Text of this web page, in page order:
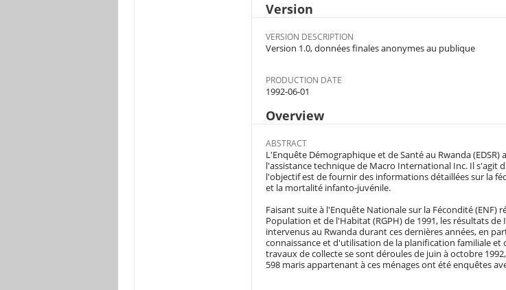
Version
VERSION DESCRIPTION
Version 1.0, données finales anonymes au publique
PRODUCTION DATE
1992-06-01
Overview
ABSTRACT
L'Enquête Démographique et de Santé au Rwanda
l'assistance technique de Macro International Inc. Il s'agit
l'objectif est de fournir des informations détaillées sur la
et la mortalité infanto-juvénile.
Faisant suite à l'Enquête Nationale sur la Fécondité (ENF)
Population et de l'Habitat (RGPH) de 1991, les résultats
intervenus au Rwanda durant ces dernières années, en
connaissance et d'utilisation de la planification familiale
travaux de collecte se sont déroules de juin à octobre
598 maris appartenant à ces ménages ont été enquêtes